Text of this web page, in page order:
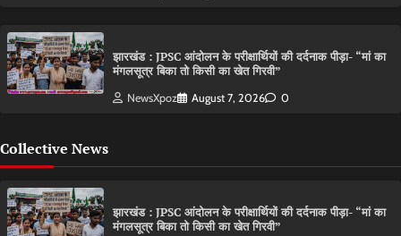
झारखंड : JPSC आंदोलन के परीक्षार्थियों की दर्दनाक पीड़ा- “मां का
मंगलसूत्र बिका तो किसी का खेत गिरवी”
NewsXpoz August 7, 2026 0
Collective News
झारखंड : JPSC आंदोलन के परीक्षार्थियों की दर्दनाक पीड़ा- “मां का
मंगलसूत्र बिका तो किसी का खेत गिरवी”